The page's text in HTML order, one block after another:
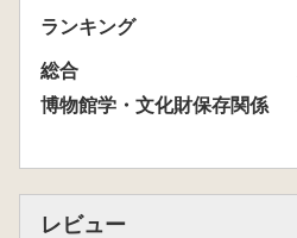
ランキング
総合
博物館学・文化財保存関係
レビュー